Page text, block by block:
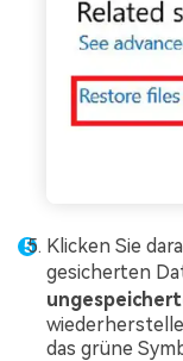
Klicken Sie
gesicherten
das grüne